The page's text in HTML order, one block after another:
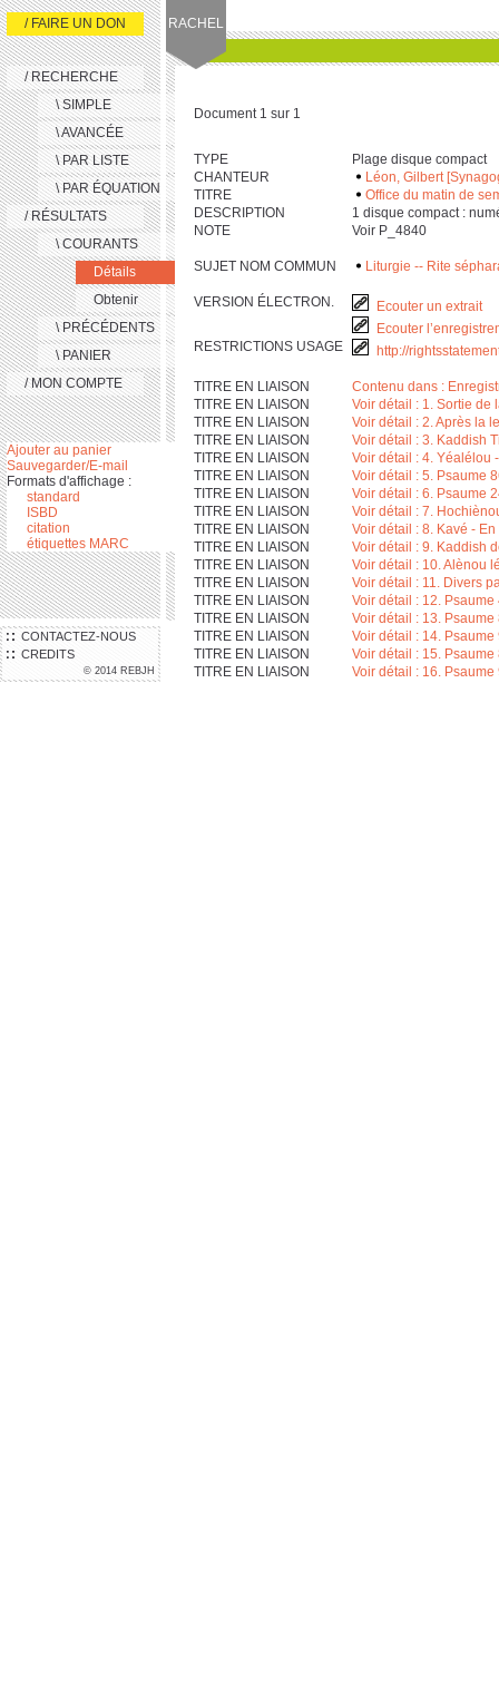
RACHEL
CONTACTEZ-NOUS
CREDITS
© 2014 REBJH
/ FAIRE UN DON
/ RECHERCHE
\ SIMPLE
\ AVANCÉE
\ PAR LISTE
\ PAR ÉQUATION
/ RÉSULTATS
\ COURANTS
Détails
Obtenir
\ PRÉCÉDENTS
\ PANIER
/ MON COMPTE
Ajouter au panier
Sauvegarder/E-mail
Formats d'affichage :
standard
ISBD
citation
étiquettes MARC
Document 1 sur 1
TYPE
Plage disque compact
CHANTEUR
Léon, Gilbert
TITRE
Office du matin de
DESCRIPTION
‎1 disque compact :
NOTE
Voir P_4840
SUJET NOM COMMUN Liturgie -- Rite
VERSION ÉLECTRON.
Ecouter un extrait
Ecouter
RESTRICTIONS USAGE
http://
TITRE EN LIAISON
Contenu dans :
TITRE EN LIAISON
Voir détail : 1. Sortie de
TITRE EN LIAISON
Voir détail : 2. Après la
TITRE EN LIAISON
Voir détail : 3. Kaddish
TITRE EN LIAISON
Voir détail : 4. Yéalélou
TITRE EN LIAISON
Voir détail : 5. Psaume
TITRE EN LIAISON
Voir détail : 6. Psaume
TITRE EN LIAISON
Voir détail : 7.
TITRE EN LIAISON
Voir détail : 8. Kavé -
TITRE EN LIAISON
Voir détail : 9. Kaddish
TITRE EN LIAISON
Voir détail : 10. Alènou
TITRE EN LIAISON
Voir détail : 11. Divers
TITRE EN LIAISON
Voir détail : 12. Psaume
TITRE EN LIAISON
Voir détail : 13. Psaume
TITRE EN LIAISON
Voir détail : 14. Psaume
TITRE EN LIAISON
Voir détail : 15. Psaume
TITRE EN LIAISON
Voir détail : 16.